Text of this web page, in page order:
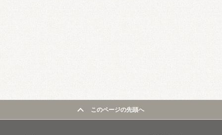
このページの先頭へ